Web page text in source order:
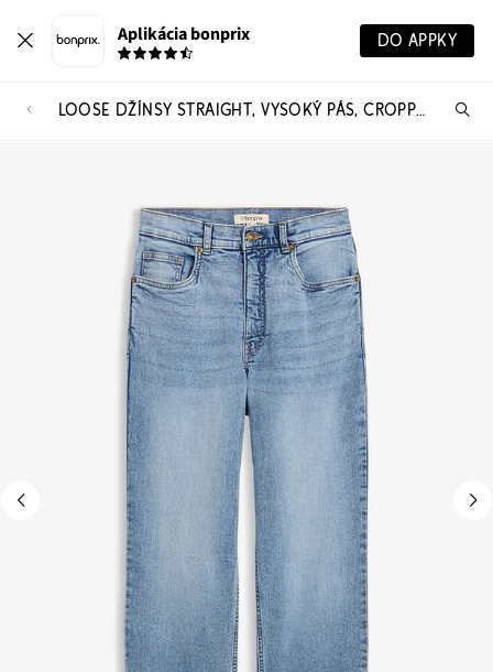
Aplikácia bonprix DO APPKY
LOOSE DŽÍNSY STRAIGHT, VYSOKÝ PÁS, CROPPED